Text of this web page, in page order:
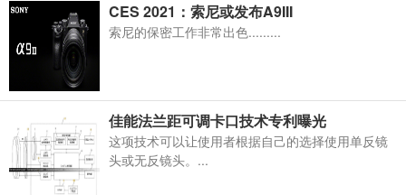
CES 2021：索尼或发布A9III
索尼的保密工作非常出色.........
佳能法兰距可调卡口技术专利曝光
这项技术可以让使用者​根据自己的选择使用单反镜
头或无反镜头。...